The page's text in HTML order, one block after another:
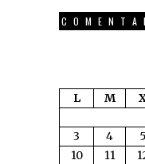
L
M
3
4 5
10
11